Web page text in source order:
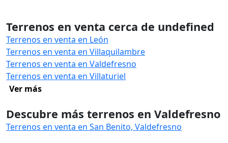
Terrenos en venta cerca de undefined
Terrenos en venta en León
Terrenos en venta en Villaquilambre
Terrenos en venta en Valdefresno
Terrenos en venta en Villaturiel
Ver más
Descubre más terrenos en Valdefresno
Terrenos en venta en San Benito, Valdefresno